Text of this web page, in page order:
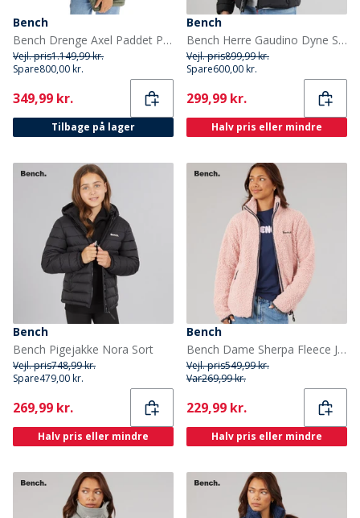
Bench
Bench Drenge Axel Paddet Parka Khaki
Vejl. pris1.149,99 kr.
Spare800,00 kr.
Current
349,99 kr.
Tilbage på lager
Bench
Bench Herre Gaudino Dyne Sort
Vejl. pris899,99 kr.
Spare600,00 kr.
Current
299,99 kr.
Halv pris eller mindre
Bench
Bench Pigejakke Nora Sort
Vejl. pris748,99 kr.
Spare479,00 kr.
Current
269,99 kr.
Halv pris eller mindre
Bench
Bench Dame Sherpa Fleece Jakke Pink
Vejl. pris549,99 kr.
Var269,99 kr.
Current
229,99 kr.
Halv pris eller mindre